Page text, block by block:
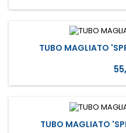
TUBO MAGLIATO
TUBO MAGLIATO